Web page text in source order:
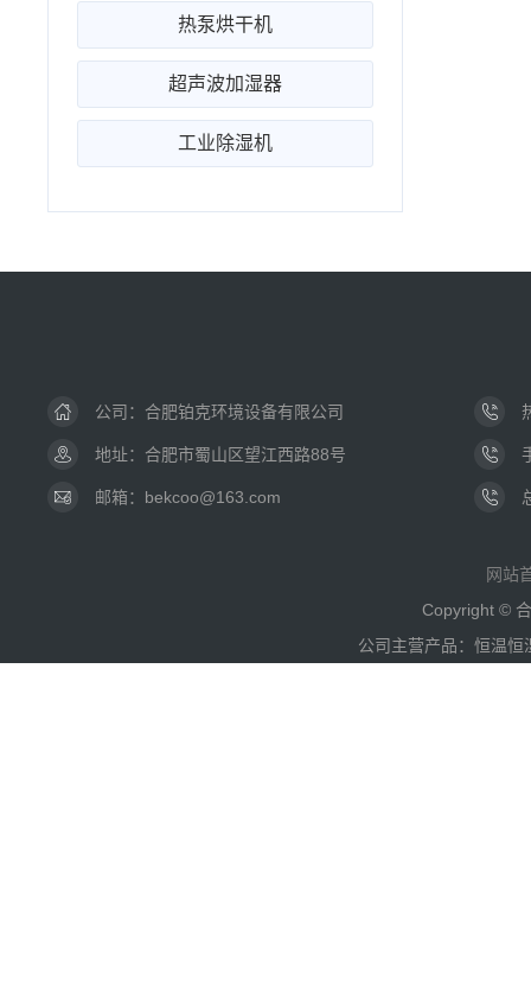
热泵烘干机
超声波加湿器
工业除湿机
公司： 合肥铂克环境设备有限公司
地址：合肥市蜀山区望江西路88号
邮箱：bekcoo@163.com
网站
Copyright ©
公司主营产品：恒温